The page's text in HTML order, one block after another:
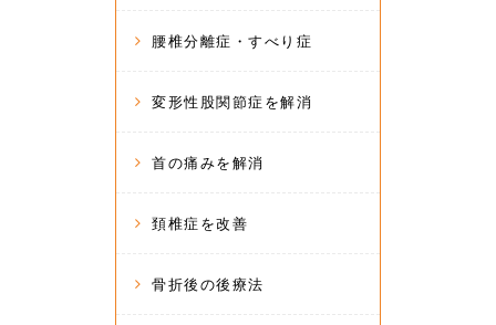
腰椎分離症・すべり症
変形性股関節症を解消
首の痛みを解消
頚椎症を改善
骨折後の後療法